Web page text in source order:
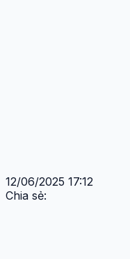
12/06/2025 17:12
Chia sẻ: